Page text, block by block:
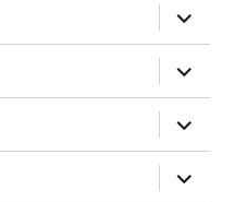
öffnen
öffnen
öffnen
öffnen